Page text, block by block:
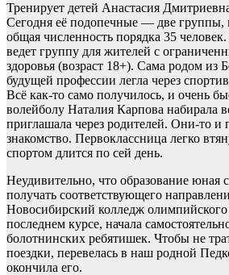
Тренирует детей Анастасия
Сегодня её подопечные — две группы,
общая численность порядка 35
ведет группу для жителей с
здоровья (возраст 18+). Сама родом из
будущей профессии легла через
Всё как-то само получилось, и очень
волейболу Наталия Карпова набирала
приглашала через родителей. Они-то и
знакомство. Первоклассница легко
спортом длится по сей день.
Неудивительно, что образование юная
получать соответствующего
Новосибирский колледж олимпийского
последнем курсе, начала
болотнинских ребятишек. Чтобы не
поездки, перевелась в наш родной
окончила его.